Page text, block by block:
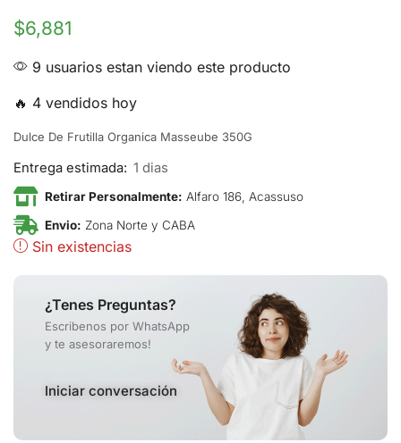
$6,881
9 usuarios estan viendo este producto
🔥 4 vendidos hoy
Dulce De Frutilla Organica Masseube 350G
Entrega estimada: 1 dias
Retirar Personalmente: Alfaro 186, Acassuso
Envio: Zona Norte y CABA
Sin existencias
¿Tenes Preguntas?
Escribenos por WhatsApp
y te asesoraremos!
Iniciar conversación